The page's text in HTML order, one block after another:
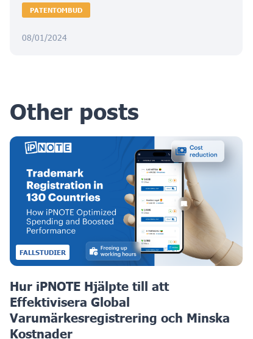
PATENTOMBUD
08/01/2024
Other posts
FALLSTUDIER
Hur iPNOTE Hjälpte till att
Effektivisera Global
Varumärkesregistrering och Minska
Kostnader